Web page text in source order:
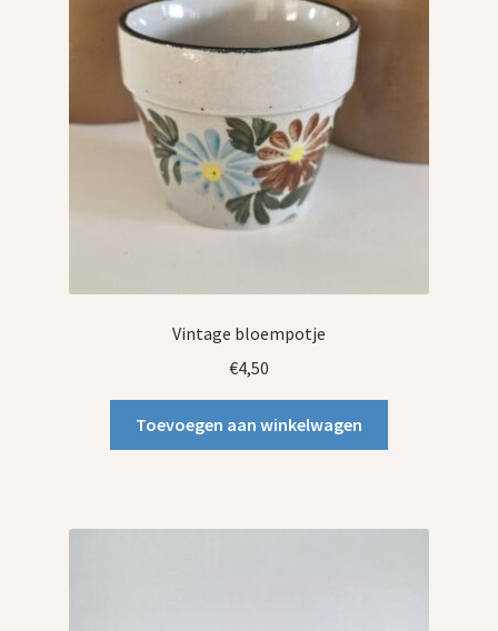
Vintage bloempotje
€4,50
Toevoegen aan winkelwagen